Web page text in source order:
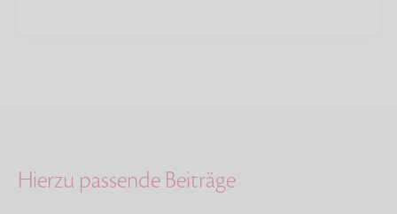
Hierzu passende Beiträge